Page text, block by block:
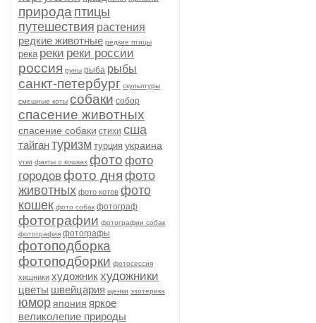
природа птицы
путешествия растения
редкие животные редкие птицы
река реки реки россии
россия руны рыба рыбы
санкт-петербург скульптуры
смешные коты собаки собор
спасение животных
спасение собаки стихи сша
тайгантуризм турция украина
утки факты о кошках фото фото
городовфото дня фото
животных фото котов фото
кошек фото собак фотограф
фотографии фотографии собак
фотография фотографы
фотоподборка
фотоподборки фотосессия
хищники художникхудожники
цветы швейцария щенки эзотерика
юмор япония яркое
великолепие природы